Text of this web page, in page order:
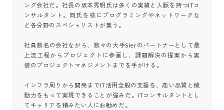
ング会社だ。社長の坂本秀明氏は多くの実績と人脈を持つITコ
ンサルタント。同氏を核にプログラミングやネットワークな
ど各分野のスペシャリストが集う。
社員数名の会社ながら、数々の大手SIerのパートナーとして最
上流工程からプロジェクトに参画し、課題解決の提案から実
装のプロジェクトマネジメントまでを手がける。
インフラ周りから開発までIT活用全般の支援を、高い品質と機
動力をもって実現できることが強みだ。ITコンサルタントとし
てキャリアを積みたい人にお勧めだ。